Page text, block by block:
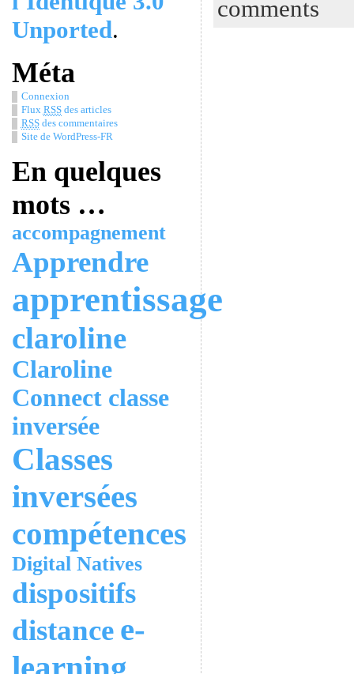
Unported.
Méta
Connexion
Flux RSSdes articles
RSSdes commentaires
Site de WordPress-FR
En quelques
mots …
accompagnement
Apprendre
apprentissage
claroline
Claroline
Connect classe
inversée
Classes
inversées
compétences
Digital Natives
dispositifs
distance e-
comments